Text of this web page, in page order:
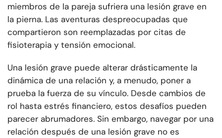
miembros de la pareja sufriera una lesión grave en
la pierna. Las aventuras despreocupadas que
compartieron son reemplazadas por citas de
fisioterapia y tensión emocional.
Una lesión grave puede alterar drásticamente la
dinámica de una relación y, a menudo, poner a
prueba la fuerza de su vínculo. Desde cambios de
rol hasta estrés financiero, estos desafíos pueden
parecer abrumadores. Sin embargo, navegar por una
relación después de una lesión grave no es